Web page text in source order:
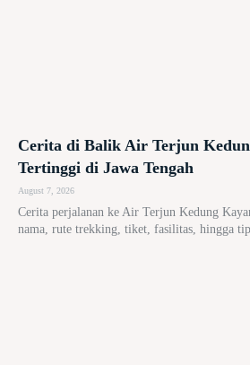
Cerita di Balik Air Terjun
Tertinggi di Jawa Tengah
August 7, 2026
Cerita perjalanan ke Air Terjun Kedung
nama, rute trekking, tiket, fasilitas, hingga